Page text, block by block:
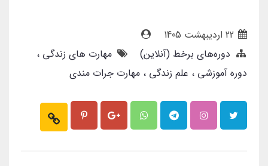
دوره‌های برخط (آنلاین)
مهارت های زندگی
دوره آموزشی
علم زندگی مهارت جرات مندی